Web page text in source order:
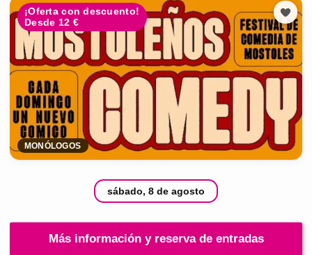
¡Oferta con descuento!
Desde 12 €
MONÓLOGOS
sábado, 8 de agosto
Más información y reserva de entradas